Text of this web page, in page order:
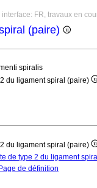
FR, travaux en
(paire)
spiralis
du ligament spiral (paire)
du ligament spiral (paire)
de type 2 du ligament
Page de définition